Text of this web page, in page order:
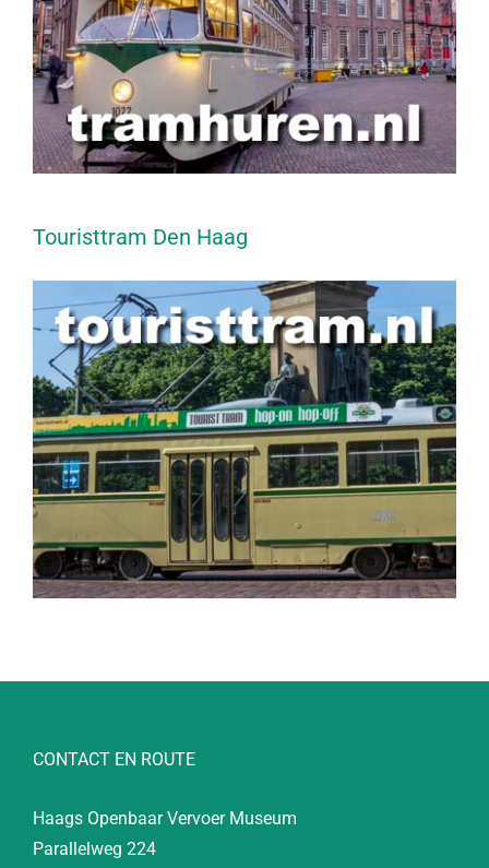
Touristtram Den Haag
CONTACT EN ROUTE
Haags Openbaar Vervoer Museum
Parallelweg 224